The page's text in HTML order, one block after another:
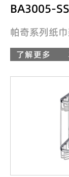
BA3005-SS
帕奇系列纸
了解更多